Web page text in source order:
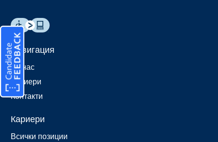
Навигация
За нас
Кариери
Контакти
Кариери
Всички позиции